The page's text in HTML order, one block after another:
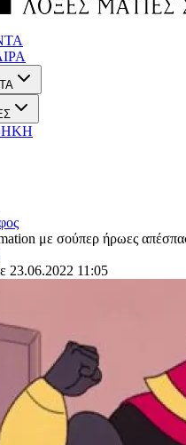
με σούπερ ήρωες
23.06.2022 11:05